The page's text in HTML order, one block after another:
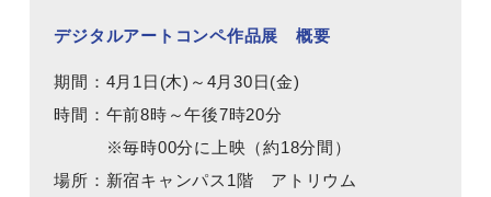
デジタルアートコンペ作品展 概要
期間：4月1日(木)～4月30日(金)
時間：午前8時～午後7時20分
※毎時00分に上映（約18分間）
場所：新宿キャンパス1階 アトリウム